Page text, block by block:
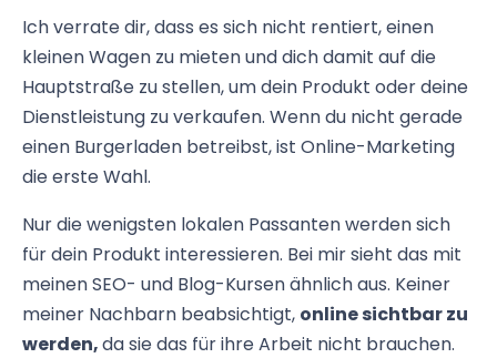
Ich verrate dir, dass es sich nicht rentiert, einen
kleinen Wagen zu mieten und dich damit auf die
Hauptstraße zu stellen, um dein Produkt oder deine
Dienstleistung zu verkaufen. Wenn du nicht gerade
einen Burgerladen betreibst, ist Online-Marketing
die erste Wahl.
Nur die wenigsten lokalen Passanten werden sich
für dein Produkt interessieren. Bei mir sieht das mit
meinen SEO- und Blog-Kursen ähnlich aus. Keiner
meiner Nachbarn beabsichtigt, online sichtbar zu
werden,da sie das für ihre Arbeit nicht brauchen.